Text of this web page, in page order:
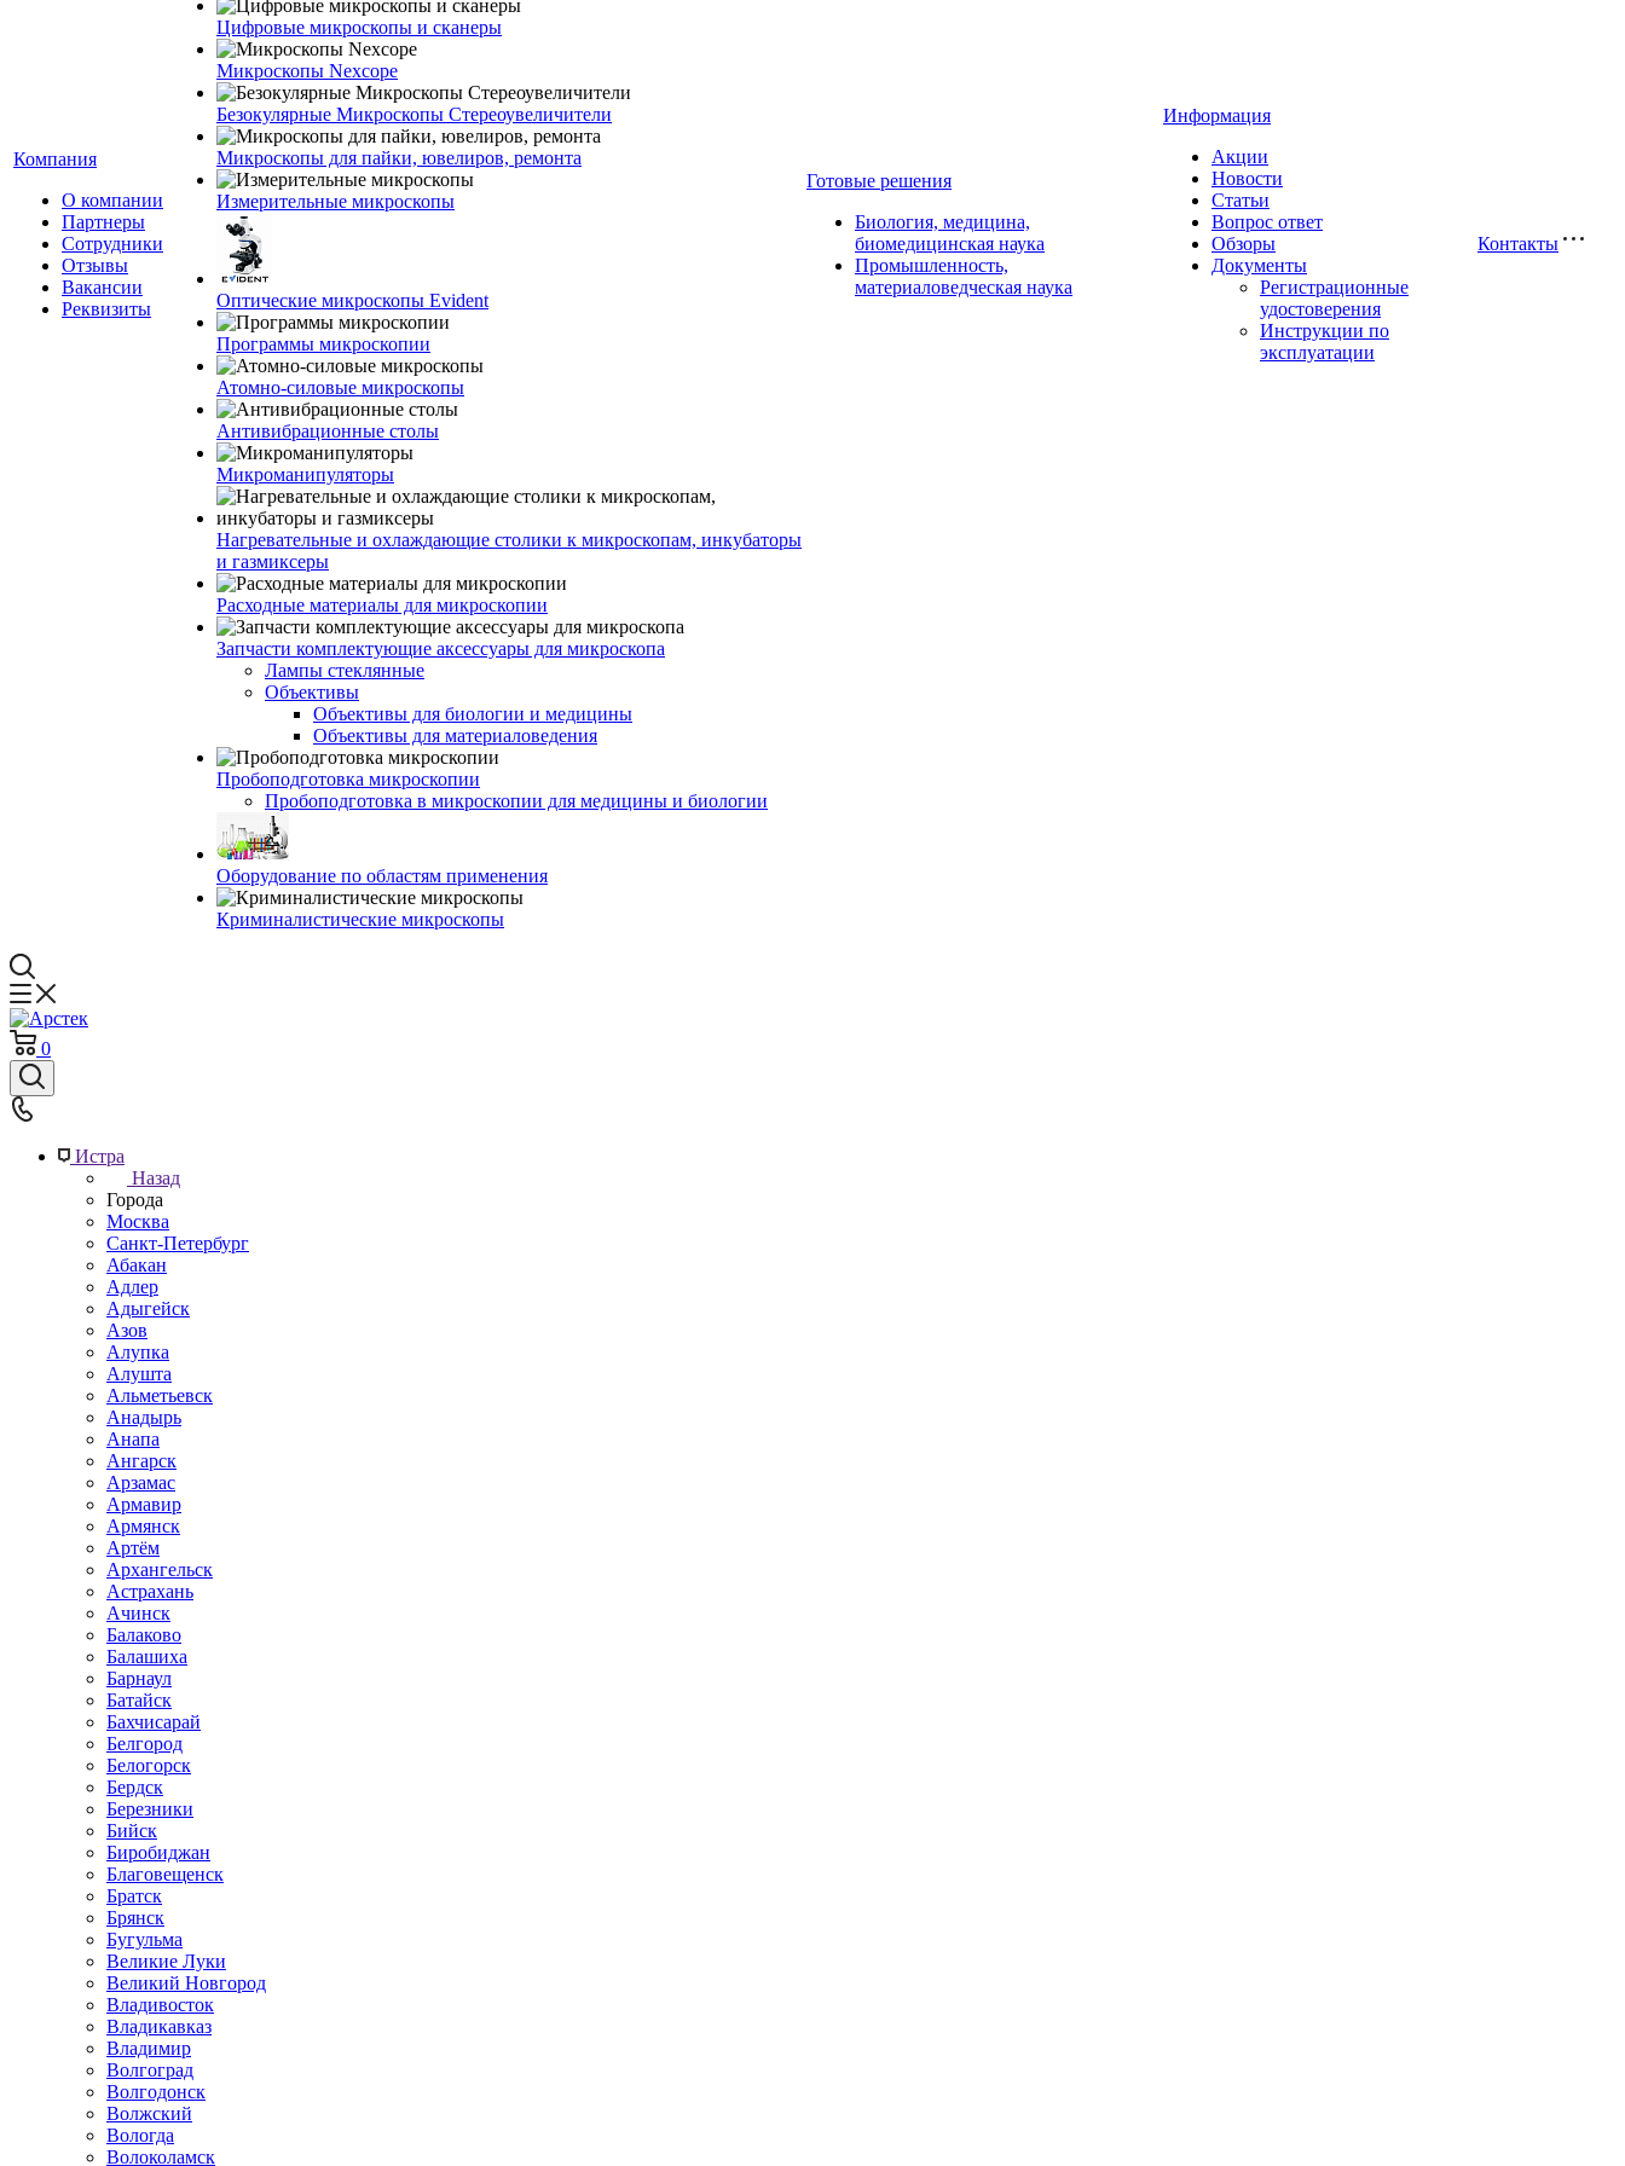
Компания
О компании
Партнеры
Сотрудники
Отзывы
Вакансии
Реквизиты
Цифровые микроскопы и сканеры
Микроскопы Nexcope
Безокулярные Микроскопы Стереоувеличители
Микроскопы для пайки, ювелиров, ремонта
Измерительные микроскопы
Оптические микроскопы Evident
Программы микроскопии
Атомно-силовые микроскопы
Антивибрационные столы
Микроманипуляторы
Нагревательные и охлаждающие столики к микроскопам, инкубаторы
и газмиксеры
Расходные материалы для микроскопии
Запчасти комплектующие аксессуары для микроскопа
Лампы стеклянные
Объективы
Объективы для биологии и медицины
Объективы для материаловедения
Пробоподготовка микроскопии
Пробоподготовка в микроскопии для медицины и биологии
Оборудование по областям применения
Криминалистические микроскопы
Готовые решения
Биология, медицина,
биомедицинская наука
Промышленность,
материаловедческая наука
Информация
Акции
Новости
Статьи
Вопрос ответ
Обзоры
Документы
Регистрационные
удостоверения
Инструкции по
эксплуатации
Контакты
0
Истра
Назад
Города
Москва
Санкт-Петербург
Абакан
Адлер
Адыгейск
Азов
Алупка
Алушта
Альметьевск
Анадырь
Анапа
Ангарск
Арзамас
Армавир
Армянск
Артём
Архангельск
Астрахань
Ачинск
Балаково
Балашиха
Барнаул
Батайск
Бахчисарай
Белгород
Белогорск
Бердск
Березники
Бийск
Биробиджан
Благовещенск
Братск
Брянск
Бугульма
Великие Луки
Великий Новгород
Владивосток
Владикавказ
Владимир
Волгоград
Волгодонск
Волжский
Вологда
Волоколамск